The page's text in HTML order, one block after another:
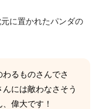
に置かれたパンダの
るものさんでさ
には敵わなさそう
偉大です！